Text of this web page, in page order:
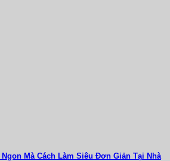
Mà Cách Làm Siêu Đơn Giản Tại Nhà